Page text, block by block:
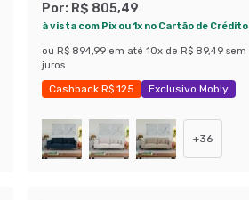
Por: R$ 805,49
à vista com Pix ou 1x no Cartão de Crédito
ou R$ 894,99 em até 10x de R$ 89,49 sem
juros
Cashback R$ 125
Exclusivo Mobly
+36